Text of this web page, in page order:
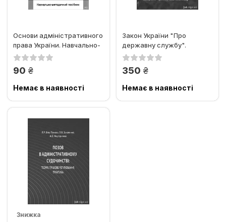
Основи адміністративного
права України. Навчально-
методичний посібник
90 грн.
Немає в наявності
Закон України "Про
державну службу".
Науково-практичний
350 грн.
Немає в наявності
Знижка